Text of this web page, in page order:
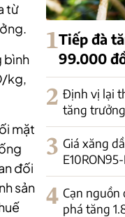
từ
bình
kg,
mặt
đối
sản
1Tiếp đà
99.000
2 Định vị lại
tăng
3 Giá xăng
4 Cạn nguồn
phá tăng